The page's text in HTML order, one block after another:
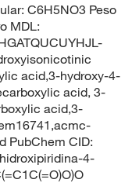
C6H5NO3 Peso
MDL:
acid,3-hydroxy-4-
acid, 3-
acid,3-
PubChem CID:
4-